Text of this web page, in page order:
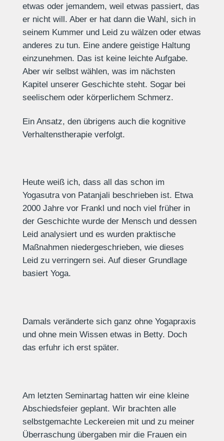
etwas oder jemandem, weil etwas passiert, das
er nicht will. Aber er hat dann die Wahl, sich in
seinem Kummer und Leid zu wälzen oder etwas
anderes zu tun. Eine andere geistige Haltung
einzunehmen. Das ist keine leichte Aufgabe.
Aber wir selbst wählen, was im nächsten
Kapitel unserer Geschichte steht. Sogar bei
seelischem oder körperlichem Schmerz.
Ein Ansatz, den übrigens auch die kognitive
Verhaltenstherapie verfolgt.
Heute weiß ich, dass all das schon im
Yogasutra von Patanjali beschrieben ist. Etwa
2000 Jahre vor Frankl und noch viel früher in
der Geschichte wurde der Mensch und dessen
Leid analysiert und es wurden praktische
Maßnahmen niedergeschrieben, wie dieses
Leid zu verringern sei. Auf dieser Grundlage
basiert Yoga.
Damals veränderte sich ganz ohne Yogapraxis
und ohne mein Wissen etwas in Betty. Doch
das erfuhr ich erst später.
Am letzten Seminartag hatten wir eine kleine
Abschiedsfeier geplant. Wir brachten alle
selbstgemachte Leckereien mit und zu meiner
Überraschung übergaben mir die Frauen ein